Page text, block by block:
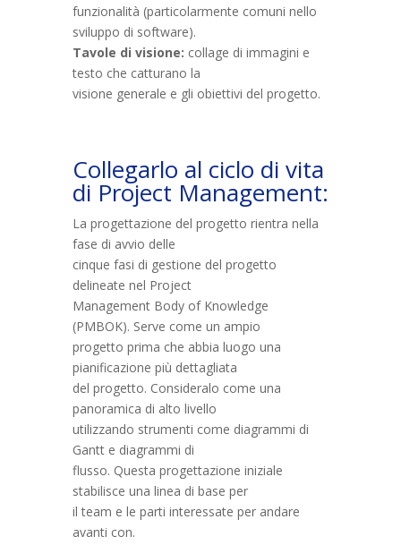
funzionalità (particolarmente comuni nello
sviluppo di software).
Tavole di visione: collage di immagini e
testo che catturano la
visione generale e gli obiettivi del progetto.
Collegarlo al ciclo di vita
di Project Management:
La progettazione del progetto rientra nella
fase di avvio delle
cinque fasi di gestione del progetto
delineate nel Project
Management Body of Knowledge
(PMBOK). Serve come un ampio
progetto prima che abbia luogo una
pianificazione più dettagliata
del progetto. Consideralo come una
panoramica di alto livello
utilizzando strumenti come diagrammi di
Gantt e diagrammi di
flusso. Questa progettazione iniziale
stabilisce una linea di base per
il team e le parti interessate per andare
avanti con.